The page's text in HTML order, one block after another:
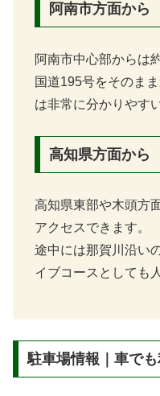
阿南市方面から
阿南市中心部からは
国道195号をそのま
は非常に分かりやす
高知県方面から
高知県東部や木頭方
アクセスできます。
途中には那賀川沿い
イブコースとしても
駐車場情報｜車で